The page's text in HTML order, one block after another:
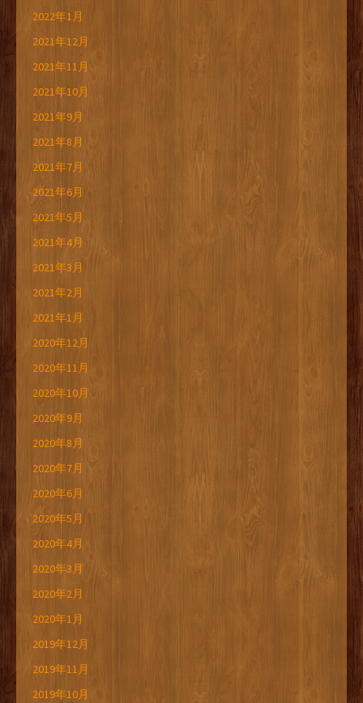
2022年1月
2021年12月
2021年11月
2021年10月
2021年9月
2021年8月
2021年7月
2021年6月
2021年5月
2021年4月
2021年3月
2021年2月
2021年1月
2020年12月
2020年11月
2020年10月
2020年9月
2020年8月
2020年7月
2020年6月
2020年5月
2020年4月
2020年3月
2020年2月
2020年1月
2019年12月
2019年11月
2019年10月